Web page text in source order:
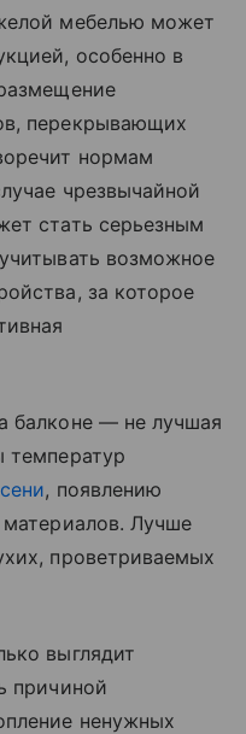
мебелью может
особенно в
перекрывающих
нормам
чрезвычайной
стать серьезным
возможное
за которое
балконе — не лучшая
температур
, появлению
материалов. Лучше
проветриваемых
выглядит
причиной
ненужных